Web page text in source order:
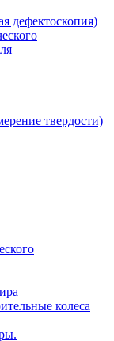
дефектоскопия)
твердости)
колеса